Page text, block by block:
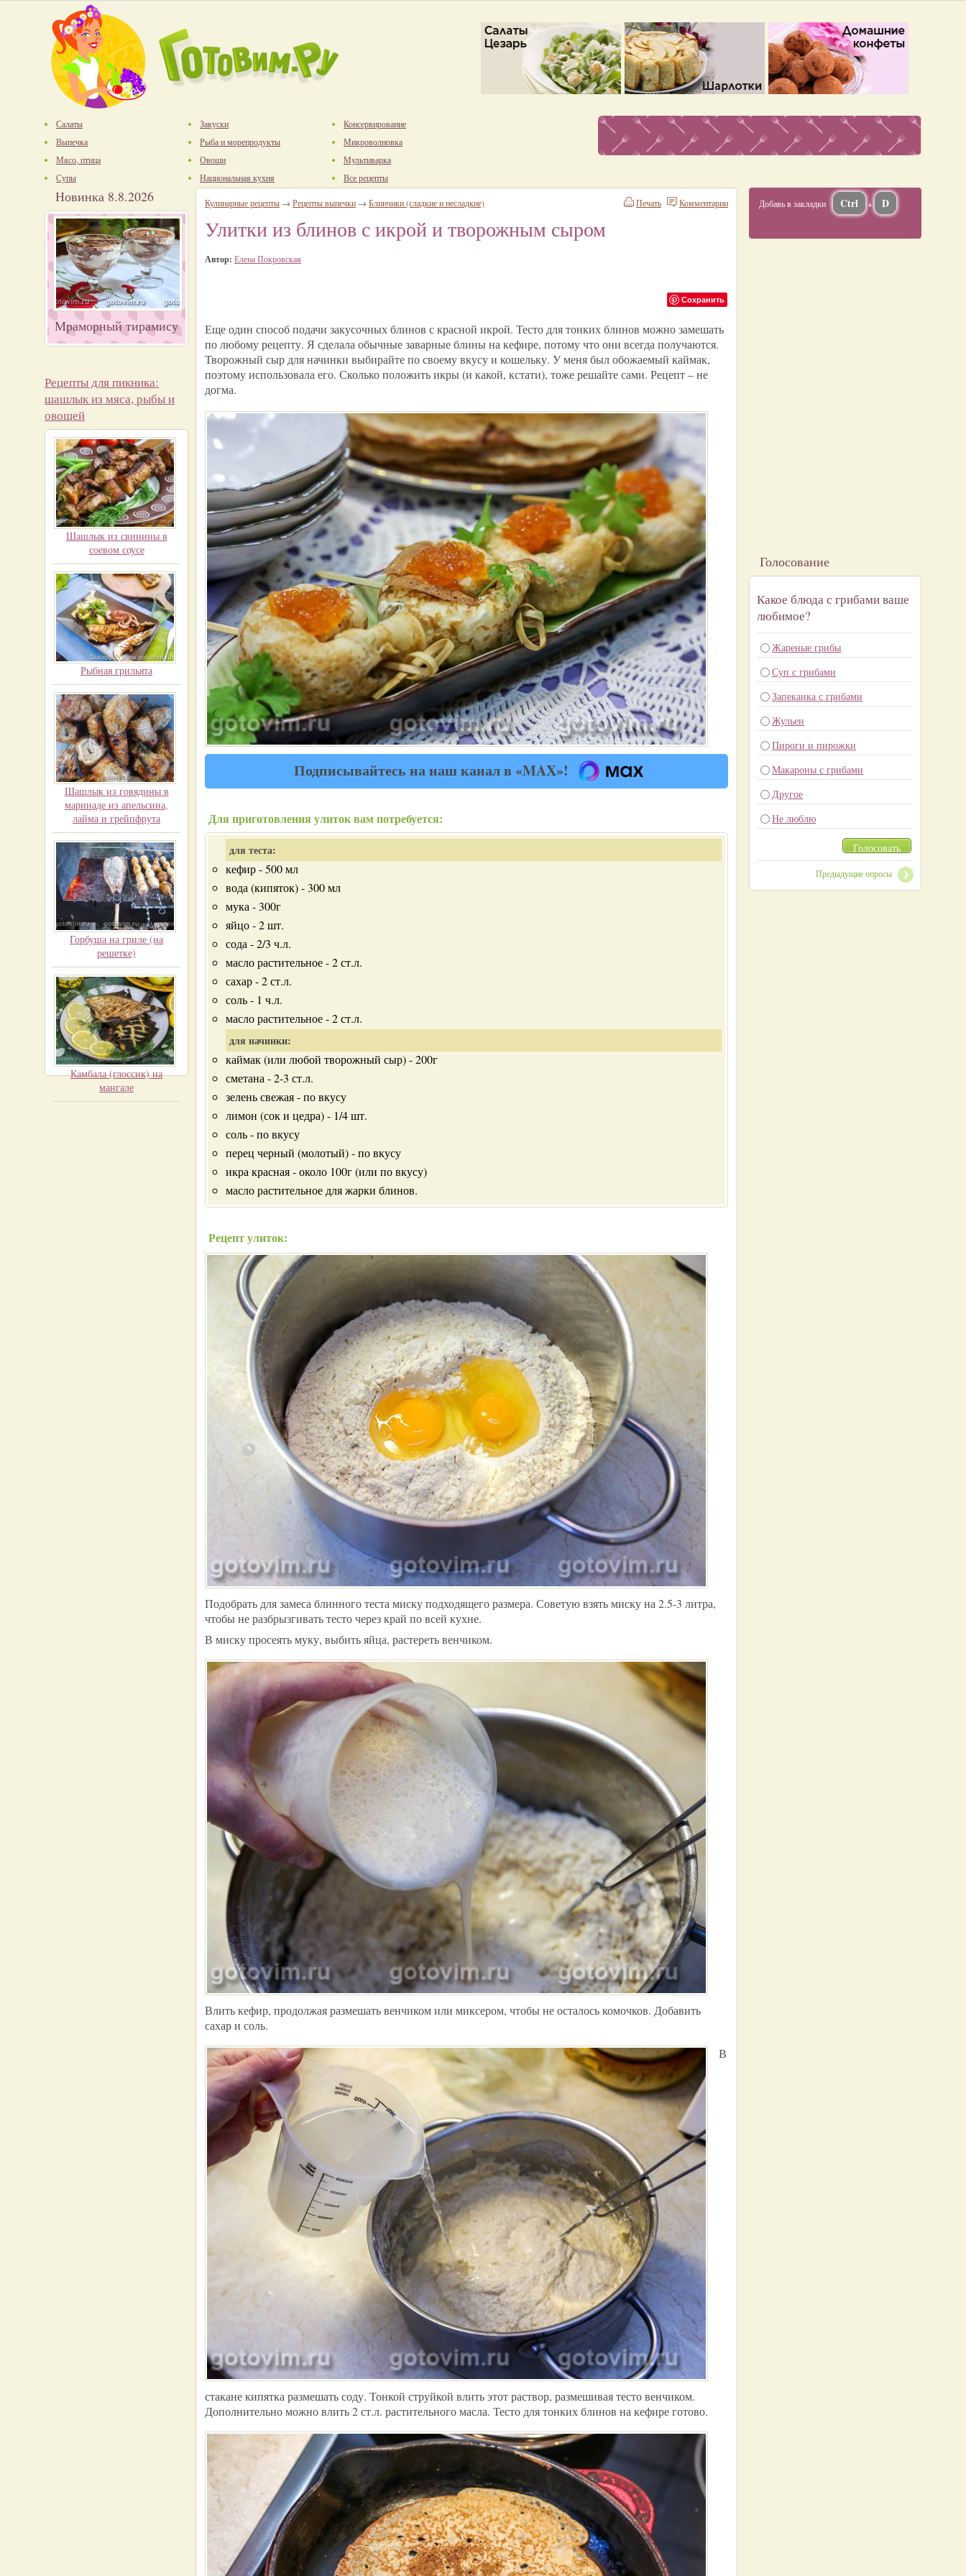
Салаты
Выпечка
Мясо, птица
Супы
Закуски
Рыба и морепродукты
Овощи
Национальная кухня
Консервирование
Микроволновка
Мультиварка
Все рецепты
Новинка 8.8.2026
Мраморный тирамису
Рецепты для пикника:
шашлык из мяса, рыбы и
овощей
Шашлык из свинины в
соевом соусе
Рыбная грильята
Шашлык из говядины в
маринаде из апельсина,
лайма и грейпфрута
Горбуша на гриле (на
решетке)
Камбала (глоссик) на
мангале
Комментарии
Печать
Кулинарные рецепты → Рецепты выпечки → Блинчики (сладкие и несладкие)
Улитки из блинов с икрой и творожным сыром
Автор: Елена Покровская
Сохранить
Еще один способ подачи закусочных блинов с красной икрой. Тесто для тонких блинов можно замешать
по любому рецепту. Я сделала обычные заварные блины на кефире, потому что они всегда получаются.
Творожный сыр для начинки выбирайте по своему вкусу и кошельку. У меня был обожаемый каймак,
поэтому использовала его. Сколько положить икры (и какой, кстати), тоже решайте сами. Рецепт – не
догма.
Подписывайтесь на наш канал в «MAX»!
Для приготовления улиток вам потребуется:
для теста:
кефир - 500 мл
вода (кипяток) - 300 мл
мука - 300г
яйцо - 2 шт.
сода - 2/3 ч.л.
масло растительное - 2 ст.л.
сахар - 2 ст.л.
соль - 1 ч.л.
масло растительное - 2 ст.л.
для начинки:
каймак (или любой творожный сыр) - 200г
сметана - 2-3 ст.л.
зелень свежая - по вкусу
лимон (сок и цедра) - 1/4 шт.
соль - по вкусу
перец черный (молотый) - по вкусу
икра красная - около 100г (или по вкусу)
масло растительное для жарки блинов.
Рецепт улиток:
Подобрать для замеса блинного теста миску подходящего размера. Советую взять миску на 2.5-3 литра,
чтобы не разбрызгивать тесто через край по всей кухне.
В миску просеять муку, выбить яйца, растереть венчиком.
Влить кефир, продолжая размешать венчиком или миксером, чтобы не осталось комочков. Добавить
сахар и соль.
В
стакане кипятка размешать соду. Тонкой струйкой влить этот раствор, размешивая тесто венчиком.
Дополнительно можно влить 2 ст.л. растительного масла. Тесто для тонких блинов на кефире готово.
Добавь в закладки Ctrl + D
Голосование
Какое блюда с грибами ваше
любимое?
Жареные грибы
Суп с грибами
Запеканка с грибами
Жульен
Пироги и пирожки
Макароны с грибами
Другое
Не люблю
Голосовать
Предыдущие опросы